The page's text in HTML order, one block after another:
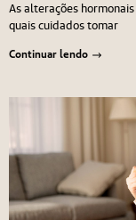
As alterações
quais cuidados tomar
Continuar lendo